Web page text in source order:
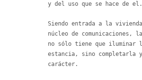
y del uso que se hace de el.
Siendo entrada a la
núcleo de comunicaciones,
no sólo tiene que iluminar
estancia, sino completarla
carácter.